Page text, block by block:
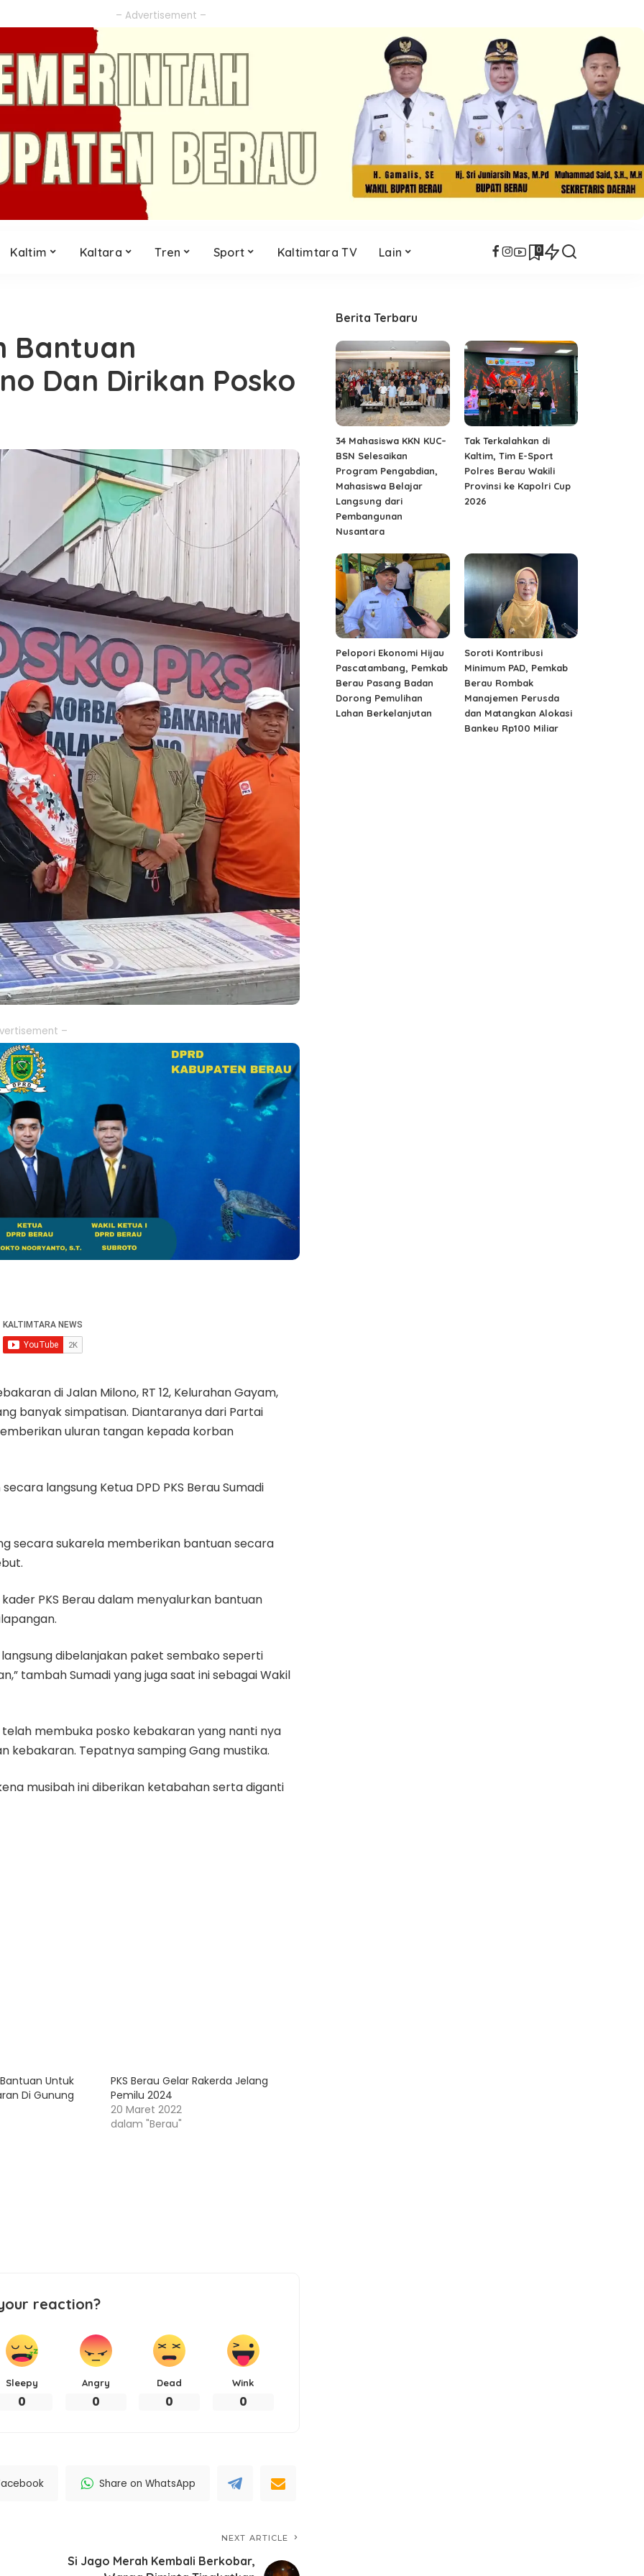
– Advertisement –
Kaltim Kaltara Tren Sport Kaltimtara TV Lain 0
Bantuan
Dan Dirikan Posko
–
di Jalan Milono, RT 12, Kelurahan Gayam,
banyak simpatisan. Diantaranya dari Partai
uluran tangan kepada korban
langsung Ketua DPD PKS Berau Sumadi
secara sukarela memberikan bantuan secara
PKS Berau dalam menyalurkan bantuan
dibelanjakan paket sembako seperti
tambah Sumadi yang juga saat ini sebagai Wakil
telah membuka posko kebakaran yang nanti nya
kebakaran. Tepatnya samping Gang mustika.
musibah ini diberikan ketabahan serta diganti
Bantuan Untuk
Di Gunung
PKS Berau Gelar Rakerda Jelang
Pemilu 2024
20 Maret 2022
dalam "Berau"
reaction?
Sleepy
0
Angry
0
Dead
0
Wink
0
Share on WhatsApp
NEXT ARTICLE
Si Jago Merah Kembali Berkobar,
Berita Terbaru
34 Mahasiswa KKN KUC–
BSN Selesaikan
Program Pengabdian,
Mahasiswa Belajar
Langsung dari
Pembangunan
Nusantara
Tak Terkalahkan di
Kaltim, Tim E-Sport
Polres Berau Wakili
Provinsi ke Kapolri Cup
2026
Pelopori Ekonomi Hijau
Pascatambang, Pemkab
Berau Pasang Badan
Dorong Pemulihan
Lahan Berkelanjutan
Soroti Kontribusi
Minimum PAD, Pemkab
Berau Rombak
Manajemen Perusda
dan Matangkan Alokasi
Bankeu Rp100 Miliar